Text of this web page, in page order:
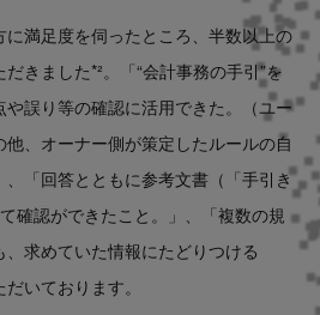
満足度を伺ったところ、半数以上の
きました*²。「“会計事務の手引”を
誤り等の確認に活用できた。（ユー
、オーナー側が策定したルールの自
「回答とともに参考文書（「手引き
確認ができたこと。」、「複数の規
求めていた情報にたどりつける
いております。